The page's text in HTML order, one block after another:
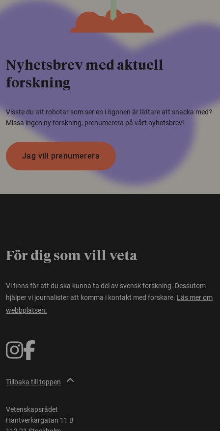
Nyhetsbrev med aktuell
forskning
Visste du att robotar som ser en i ögonen är lättare att snacka med?
Missa ingen ny forskning, prenumerera på vårt nyhetsbrev!
Jag vill prenumerera
För dig som vill veta
Vi finns för att du ska kunna ta del av svensk forskning. Dessutom
hjälper vi journalister att komma i kontakt med forskare. Läs mer om
webbplatsen.
Tillbaka till toppen
Vetenskapsrådet
Hantverkargatan 11 B